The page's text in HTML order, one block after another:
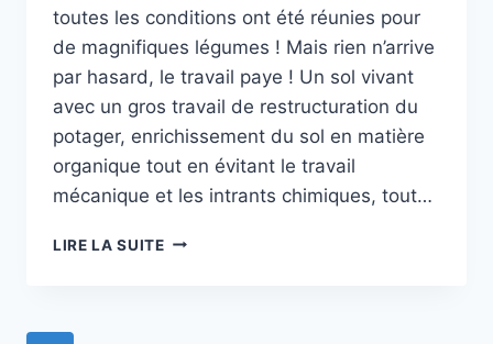
toutes les conditions ont été réunies pour
de magnifiques légumes ! Mais rien n’arrive
par hasard, le travail paye ! Un sol vivant
avec un gros travail de restructuration du
potager, enrichissement du sol en matière
organique tout en évitant le travail
mécanique et les intrants chimiques, tout…
LIRE LA SUITEUNE